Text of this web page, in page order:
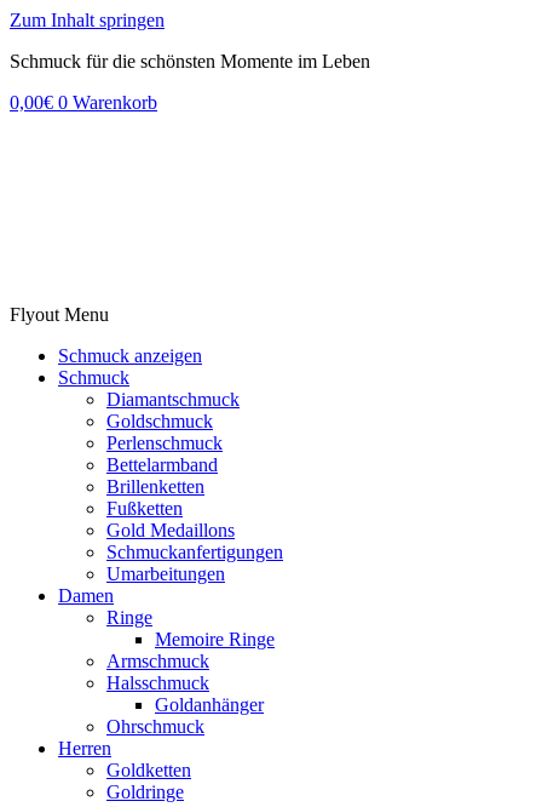
Zum Inhalt springen
Schmuck für die schönsten Momente im Leben
0,00€ 0 Warenkorb
Flyout Menu
Schmuck anzeigen
Schmuck
Diamantschmuck
Goldschmuck
Perlenschmuck
Bettelarmband
Brillenketten
Fußketten
Gold Medaillons
Schmuckanfertigungen
Umarbeitungen
Damen
Ringe
Memoire Ringe
Armschmuck
Halsschmuck
Goldanhänger
Ohrschmuck
Herren
Goldketten
Goldringe